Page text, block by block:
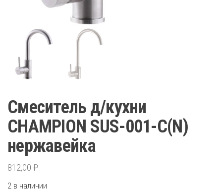
Смеситель д/кухни
CHAMPION SUS-001-C(N)
нержавейка
812,00 ₽
2 в наличии